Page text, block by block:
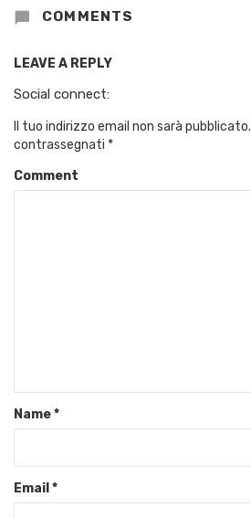
COMMENTS
LEAVE A REPLY
Social connect:
Il tuo indirizzo email non sarà pubblicato.
contrassegnati *
Comment
Name*
Email *